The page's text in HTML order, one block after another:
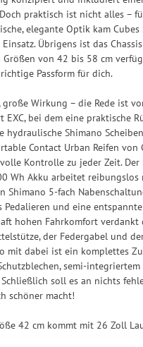
praktisch ist nicht alles –
elegante Optik kam
Übrigens ist das
Größen von 42 bis 58 cm
Passform für dich.
Wirkung – die Rede ist
EXC, bei dem eine praktische
hydraulische Shimano
Contact Urban Reifen
Kontrolle zu jeder Zeit. Der
Wh Akku arbeitet reibungslos
Shimano 5-fach
Pedalieren und eine
hohen Fahrkomfort verdankt
der Federgabel und
mit dabei ist ein komplettes
semi-
soll es an nichts
schöner macht!
42 cm kommt mit 26 Zoll